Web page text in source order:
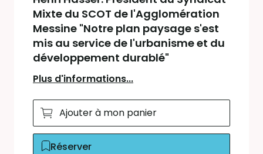
Mixte du SCOT de l'Agglomération
Messine "Notre plan paysage s'est
mis au service de l'urbanisme et du
développement durablé"
Plus d'informations...
Ajouter à mon panier
Réserver